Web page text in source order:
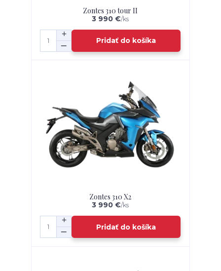
Zontes 310 tour II
3 990 €/ks
Pridať do košíka
Zontes 310 X2
3 990 €/ks
Pridať do košíka